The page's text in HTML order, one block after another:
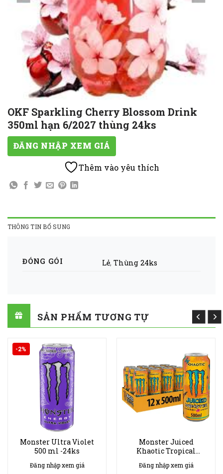
OKF Sparkling Cherry Blossom Drink
350ml hạn 6/2027 thùng 24ks
ĐĂNG NHẬP XEM GIÁ
Thêm vào yêu thích
THÔNG TIN BỔ SUNG
ĐÓNG GÓI Lẻ,Thùng 24ks
SẢN PHẨM TƯƠNG TỰ
-2%
Monster Ultra Violet
500 ml -24ks
Đăng nhập xem giá
Monster Juiced
Khaotic Tropical
Đăng nhập xem giá